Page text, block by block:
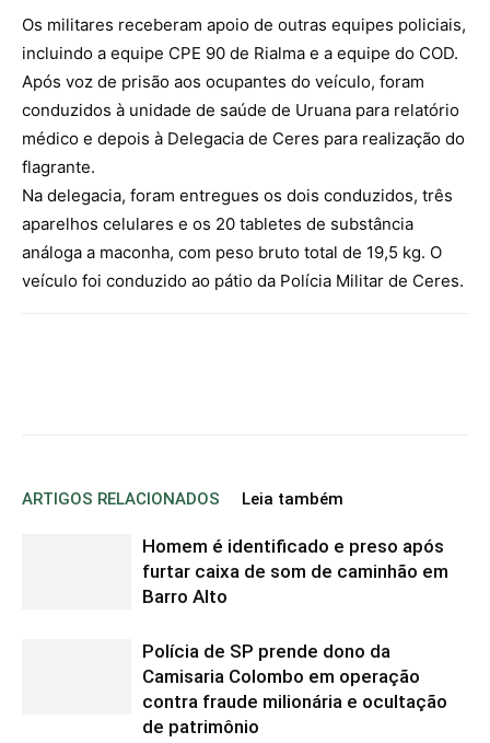
Os militares receberam apoio de outras equipes policiais,
incluindo a equipe CPE 90 de Rialma e a equipe do COD.
Após voz de prisão aos ocupantes do veículo, foram
conduzidos à unidade de saúde de Uruana para relatório
médico e depois à Delegacia de Ceres para realização do
flagrante.
Na delegacia, foram entregues os dois conduzidos, três
aparelhos celulares e os 20 tabletes de substância
análoga a maconha, com peso bruto total de 19,5 kg. O
veículo foi conduzido ao pátio da Polícia Militar de Ceres.
ARTIGOS RELACIONADOS Leia também
Homem é identificado e preso após
furtar caixa de som de caminhão em
Barro Alto
Polícia de SP prende dono da
Camisaria Colombo em operação
contra fraude milionária e ocultação
de patrimônio